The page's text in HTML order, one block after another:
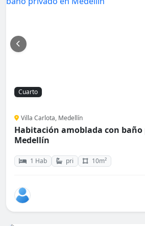
Cuarto
Villa Carlota, Medellín
Habitación amoblada con baño
Medellín
1 Hab pri 10m²